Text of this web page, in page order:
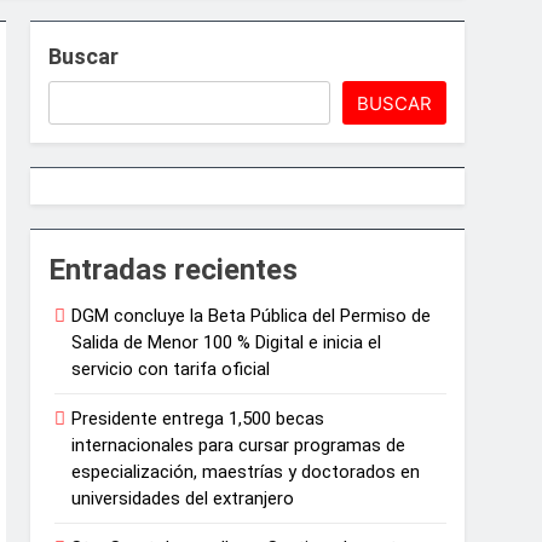
de Azar
Buscar
BUSCAR
Entradas recientes
DGM concluye la Beta Pública del Permiso de
Salida de Menor 100 % Digital e inicia el
servicio con tarifa oficial
Presidente entrega 1,500 becas
internacionales para cursar programas de
especialización, maestrías y doctorados en
universidades del extranjero